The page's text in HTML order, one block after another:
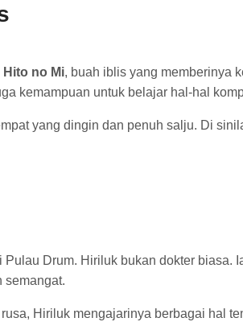
Hito no Mi, buah iblis yang memberinya
kemampuan untuk belajar hal-hal
yang dingin dan penuh salju. Di
Drum. Hiriluk bukan dokter biasa.
semangat.
Hiriluk mengajarinya berbagai hal